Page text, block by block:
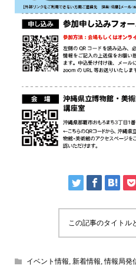
この記事のタイトル
イベント情報, 新着情報,情報局発